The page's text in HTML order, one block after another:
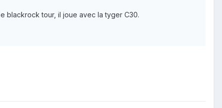
blackrock tour, il joue avec la tyger C30.